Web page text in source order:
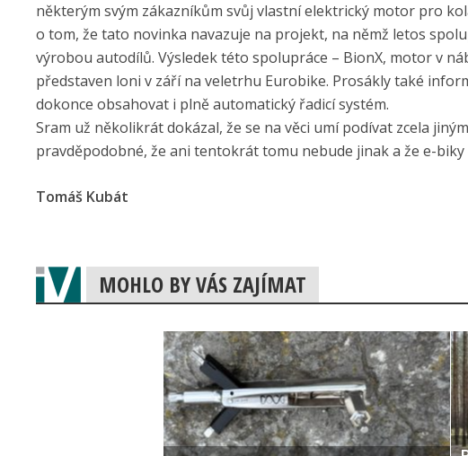
některým svým zákazníkům svůj vlastní elektrický motor pro
o tom, že tato novinka navazuje na projekt, na němž letos
výrobou autodílů. Výsledek této spolupráce – BionX, motor v
představen loni v září na veletrhu Eurobike. Prosákly také
dokonce obsahovat i plně automatický řadicí systém.
Sram už několikrát dokázal, že se na věci umí podívat zcela
pravděpodobné, že ani tentokrát tomu nebude jinak a že e-
Tomáš Kubát
MOHLO BY VÁS ZAJÍMAT